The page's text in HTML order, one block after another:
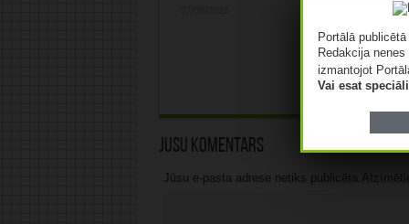
07/08/
Jūsu komentārs
Jūsu e-pasta adrese netiks
Portālā
Redakcija
izmantojot
Vai esat